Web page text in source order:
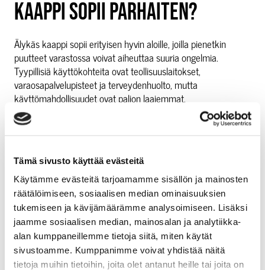
Tämä sivusto käyttää evästeitä
Käytämme evästeitä tarjoamamme sisällön ja mainosten
räätälöimiseen, sosiaalisen median ominaisuuksien
tukemiseen ja kävijämäärämme analysoimiseen. Lisäksi
jaamme sosiaalisen median, mainosalan ja analytiikka-
alan kumppaneillemme tietoja siitä, miten käytät
sivustoamme. Kumppanimme voivat yhdistää näitä
tietoja muihin tietoihin, joita olet antanut heille tai joita on
KAAPPI SOPII PARHAITEN?
Älykäs kaappi sopii erityisen hyvin aloille, joilla pienetkin
puutteet varastossa voivat aiheuttaa suuria ongelmia.
Tyypillisiä käyttökohteita ovat teollisuuslaitokset,
varaosapalvelupisteet ja terveydenhuolto, mutta
käyttömahdollisuudet ovat paljon laajemmat.
Teollisuudessa älykaappi pitää huolen siitä, että tarvittavat
pysähtymättä. Varaosapalvelupisteissä se seuraa, mitä osia
teknikot ottavat mukaansa asiakaskäynneille. Sairaaloissa ja
terveydenhuollossa älykaappi varmistaa, että hoitotarvikkeita
on aina riittävästi ja niiden käyttö on jäljitettävissä.
Käytännössä mikä tahansa yritys, jolla on fyysisiä tuotteita
hallittavanaan ja tarve tietää niiden sijainti ja määrä, hyötyy
älykkäästä varastoinnista. Koko ja toimiala ovat toissijaisia.